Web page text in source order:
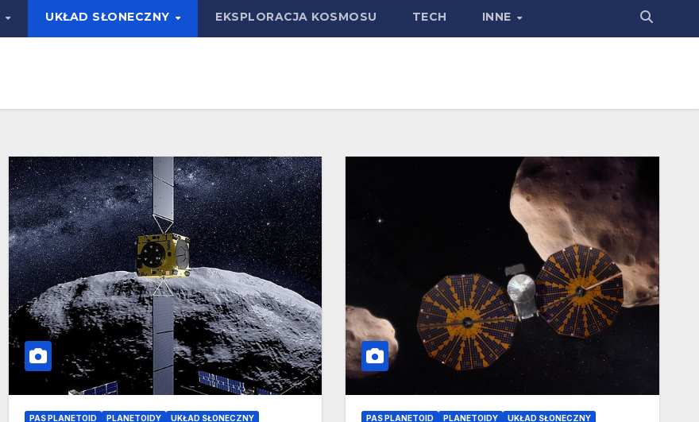
UKŁAD SŁONECZNY EKSPLORACJA KOSMOSU TECH INNE
PAS PLANETOID PLANETOIDY UKŁAD SŁONECZNY PAS PLANETOID PLANETOIDY UKŁAD SŁONECZNY